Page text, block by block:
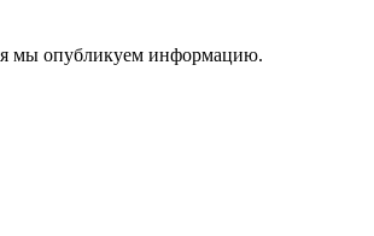
мы опубликуем информацию.